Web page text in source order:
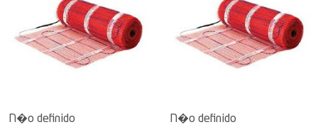
N�o definido N�o definido